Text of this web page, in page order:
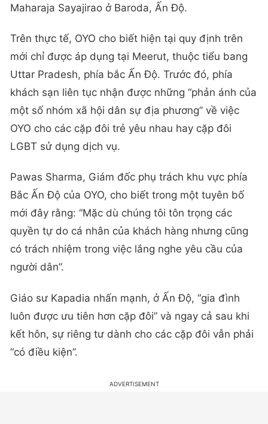
Maharaja Sayajirao ở Baroda, Ấn Độ.
Trên thực tế, OYO cho biết hiện tại quy định trên
mới chỉ được áp dụng tại Meerut, thuộc tiểu bang
Uttar Pradesh, phía bắc Ấn Độ. Trước đó, phía
khách sạn liên tục nhận được những “phản ánh của
một số nhóm xã hội dân sự địa phương” về việc
OYO cho các cặp đôi trẻ yêu nhau hay cặp đôi
LGBT sử dụng dịch vụ.
Pawas Sharma, Giám đốc phụ trách khu vực phía
Bắc Ấn Độ của OYO, cho biết trong một tuyên bố
mới đây rằng: “Mặc dù chúng tôi tôn trọng các
quyền tự do cá nhân của khách hàng nhưng cũng
có trách nhiệm trong việc lắng nghe yêu cầu của
người dân”.
Giáo sư Kapadia nhấn mạnh, ở Ấn Độ, “gia đình
luôn được ưu tiên hơn cặp đôi” và ngay cả sau khi
kết hôn, sự riêng tư dành cho các cặp đôi vẫn phải
“có điều kiện”.